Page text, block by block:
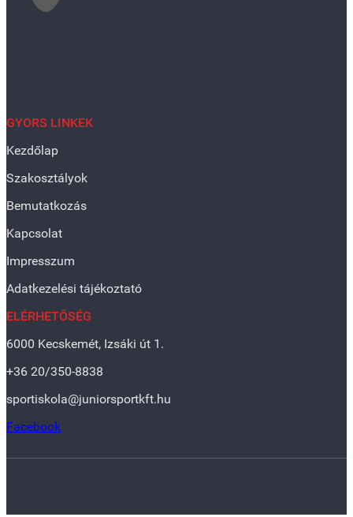
GYORS LINKEK
Kezdőlap
Szakosztályok
Bemutatkozás
Kapcsolat
Impresszum
Adatkezelési tájékoztató
ELÉRHETŐSÉG
6000 Kecskemét, Izsáki út 1.
+36 20/350-8838
sportiskola@juniorsportkft.hu
Facebook